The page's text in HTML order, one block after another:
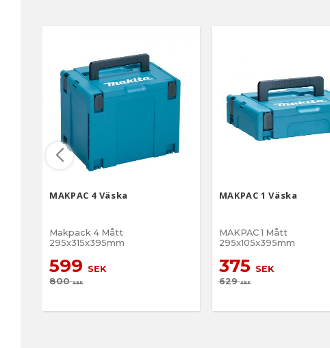
MAKPAC 4 Väska
Makpack 4 Mått
295x315x395mm
599 SEK
800SEK
MAKPAC 1 Väska
MAKPAC 1 Mått
295x105x395mm
375 SEK
629SEK